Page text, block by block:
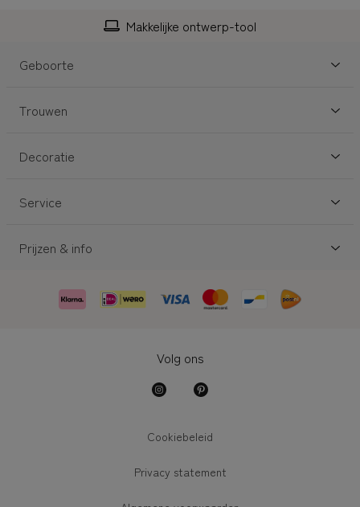
Makkelijke ontwerp-tool
Geboorte
Trouwen
Decoratie
Service
Prijzen & info
Volg ons
Cookiebeleid
Privacy statement